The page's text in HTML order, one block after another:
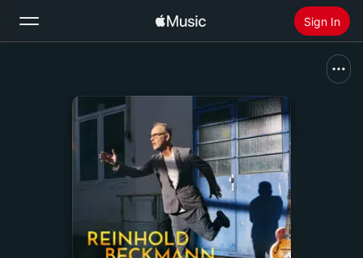
Sign In
Install Apple Music